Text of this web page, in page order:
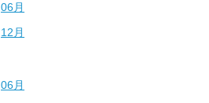
06月
12月
06月